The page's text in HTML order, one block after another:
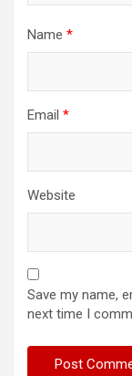
Name *
Email *
Website
Save my name,
next time I